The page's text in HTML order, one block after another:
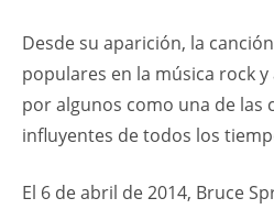
Desde su aparición, la
populares en la música rock
por algunos como una de las
influyentes de todos los
El 6 de abril de 2014, Bruce